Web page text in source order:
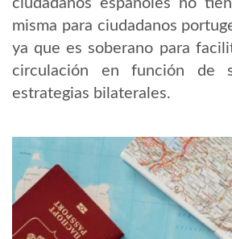
misma para ciudadanos
ya que es soberano para
circulación en función de
estrategias bilaterales.